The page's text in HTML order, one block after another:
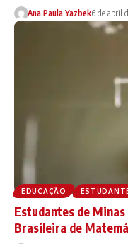
Ana Paula Yazbek6 de abril
EDUCAÇÃO
Estudantes de
Brasileira de